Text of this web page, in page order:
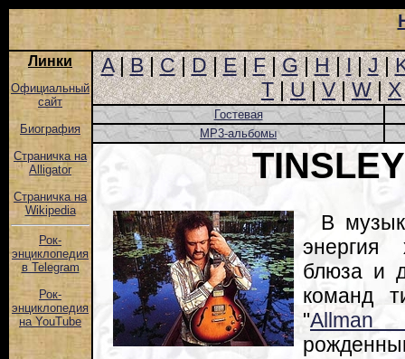
Линки
Официальный
сайт
Биография
Страничка на
Alligator
Страничка на
Wikipedia
Рок-
энциклопедия
в Telegram
Рок-
энциклопедия
на YouTube
A|B|C|D|E|F|G|H|I|J|
T|U|V|W|X
Гостевая
MP3-альбомы
В
энергия
блюза и
команд
"Allman